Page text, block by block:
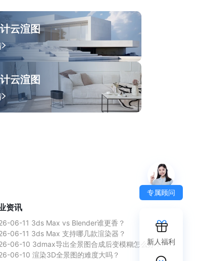
云渲图
云渲图
资讯
06-11 3ds Max vs Blender谁更香？
06-11 3ds Max 支持哪几款渲染器？
06-10 3dmax导出全景图合成后变模糊怎么办？
06-10 渲染3D全景图的难度大吗？
专属顾问
新人福利